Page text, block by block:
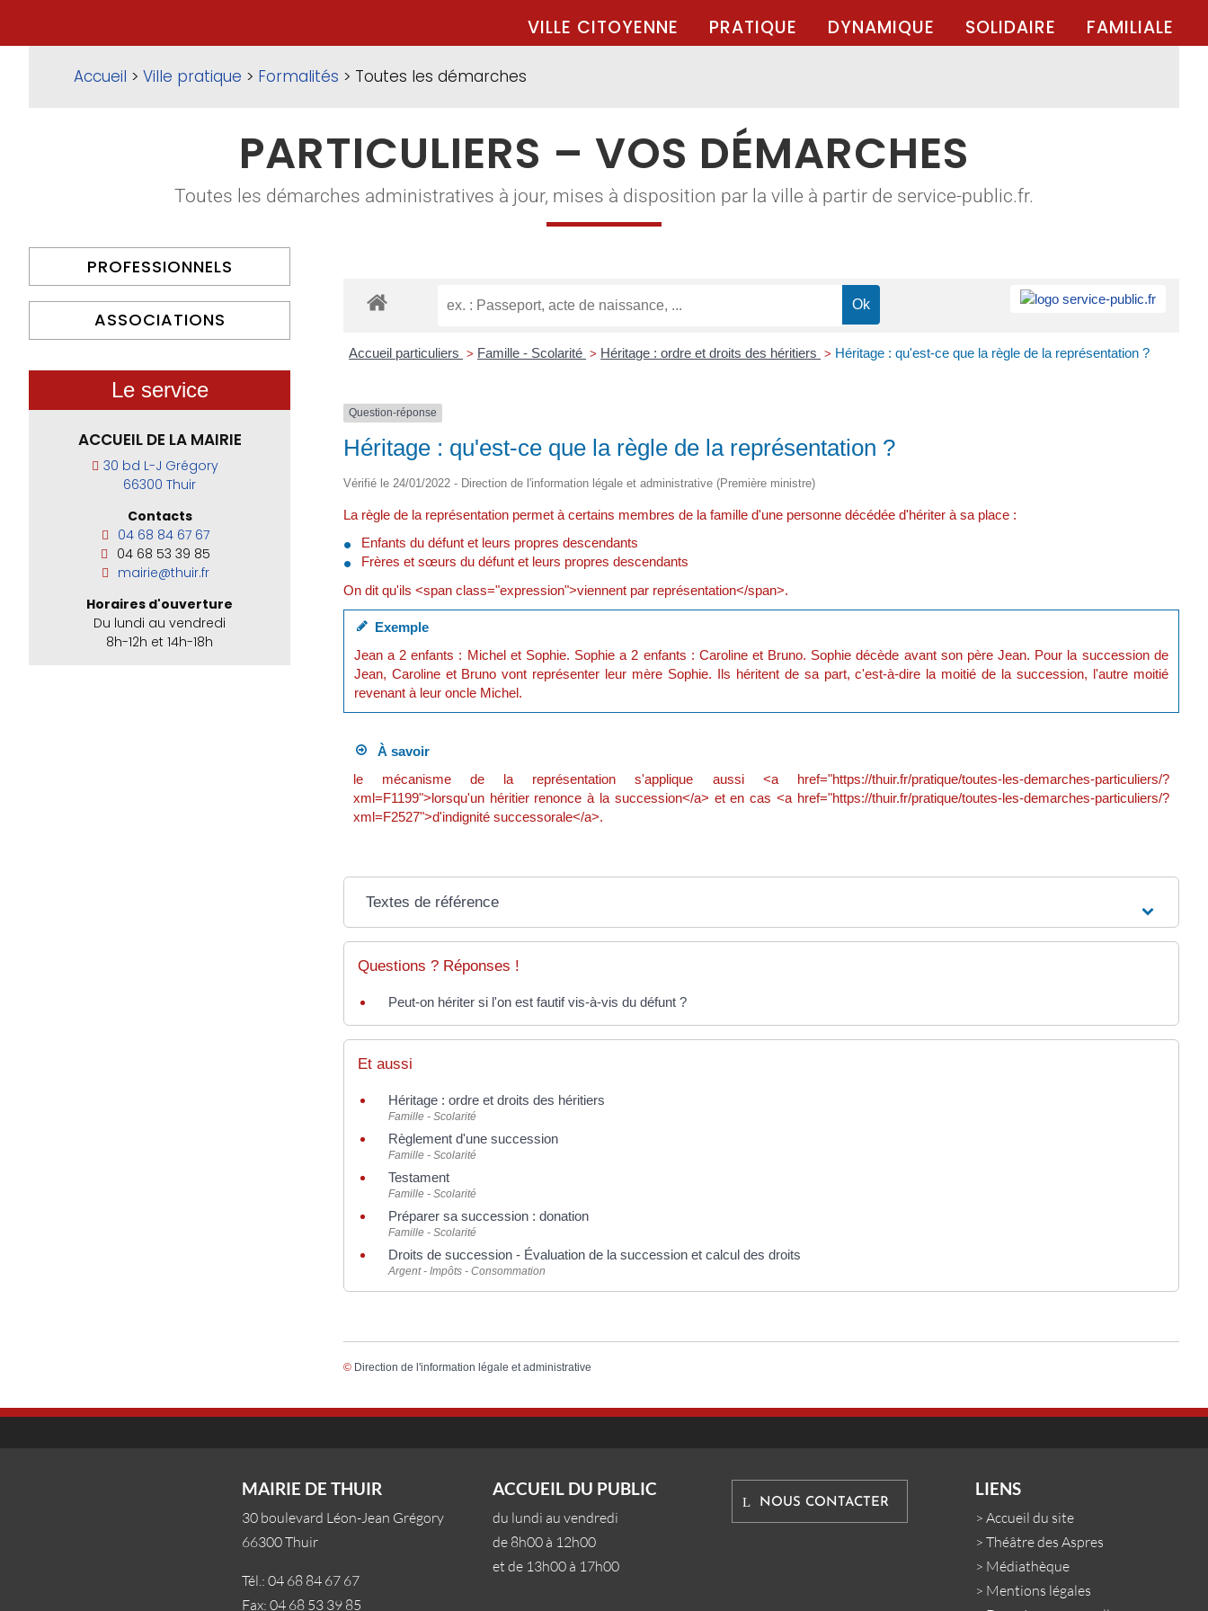
VILLE CITOYENNE PRATIQUE DYNAMIQUE SOLIDAIRE FAMILIALE
Accueil > Ville pratique > Formalités > Toutes les démarches
PARTICULIERS – VOS DÉMARCHES
Toutes les démarches administratives à jour, mises à disposition par la ville à partir de service-public.fr.
PROFESSIONNELS
ASSOCIATIONS
Le service
ACCUEIL DE LA MAIRIE
30 bd L-J Grégory
66300 Thuir
Contacts
04 68 84 67 67
04 68 53 39 85
mairie@thuir.fr
Horaires d'ouverture
Du lundi au vendredi
8h-12h et 14h-18h
Accueil particuliers > Famille - Scolarité > Héritage : ordre et droits des héritiers > Héritage : qu'est-ce que la règle de la représentation ?
Question-réponse
Héritage : qu'est-ce que la règle de la représentation ?
Vérifié le 24/01/2022 - Direction de l'information légale et administrative (Première ministre)
La règle de la représentation permet à certains membres de la famille d'une personne décédée d'hériter à sa place :
Enfants du défunt et leurs propres descendants
Frères et sœurs du défunt et leurs propres descendants
On dit qu'ils <span class="expression">viennent par représentation</span>.
Exemple
Jean a 2 enfants : Michel et Sophie. Sophie a 2 enfants : Caroline et Bruno. Sophie décède avant son père Jean. Pour la succession de
Jean, Caroline et Bruno vont représenter leur mère Sophie. Ils héritent de sa part, c'est-à-dire la moitié de la succession, l'autre moitié
revenant à leur oncle Michel.
À savoir
le mécanisme de la représentation s'applique aussi <a href="https://thuir.fr/pratique/toutes-les-demarches-particuliers/?
xml=F1199">lorsqu'un héritier renonce à la succession</a> et en cas <a href="https://thuir.fr/pratique/toutes-les-demarches-particuliers/?
xml=F2527">d'indignité successorale</a>.
Textes de référence
Questions ? Réponses !
Peut-on hériter si l'on est fautif vis-à-vis du défunt ?
Et aussi
Héritage : ordre et droits des héritiers
Famille - Scolarité
Règlement d'une succession
Famille - Scolarité
Testament
Famille - Scolarité
Préparer sa succession : donation
Famille - Scolarité
Droits de succession - Évaluation de la succession et calcul des droits
Argent - Impôts - Consommation
© Direction de l'information légale et administrative
MAIRIE DE THUIR
30 boulevard Léon-Jean Grégory
66300 Thuir
Tél.: 04 68 84 67 67
Fax: 04 68 53 39 85
ACCUEIL DU PUBLIC
du lundi au vendredi
de 8h00 à 12h00
et de 13h00 à 17h00
NOUS CONTACTER
LIENS
>Accueil du site
>Théâtre des Aspres
> Médiathèque
> Mentions légales